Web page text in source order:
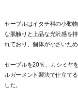
セーブルはイタチ科の小動
な肌触りと上品な光沢感を
れており、個体が小さいた
セーブルを20％、カシミヤ
ルガーメント製法で仕立て
した。